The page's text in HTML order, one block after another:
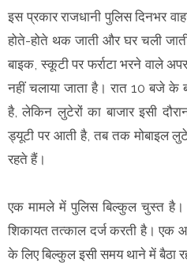
इस प्रकार राजधानी पुलिस दिनभर
होते-होते थक जाती और घर चली
बाइक, स्कूटी पर फर्राटा भरने वाले
नहीं चलाया जाता है। रात 10 बजे के
है, लेकिन लुटेरों का बाजार इसी
ड्यूटी पर आती है, तब तक मोबाइल
रहते हैं।
एक मामले में पुलिस बिल्कुल चुस्त है।
शिकायत तत्काल दर्ज करती है। एक
के लिए बिल्कुल इसी समय थाने में बैठा